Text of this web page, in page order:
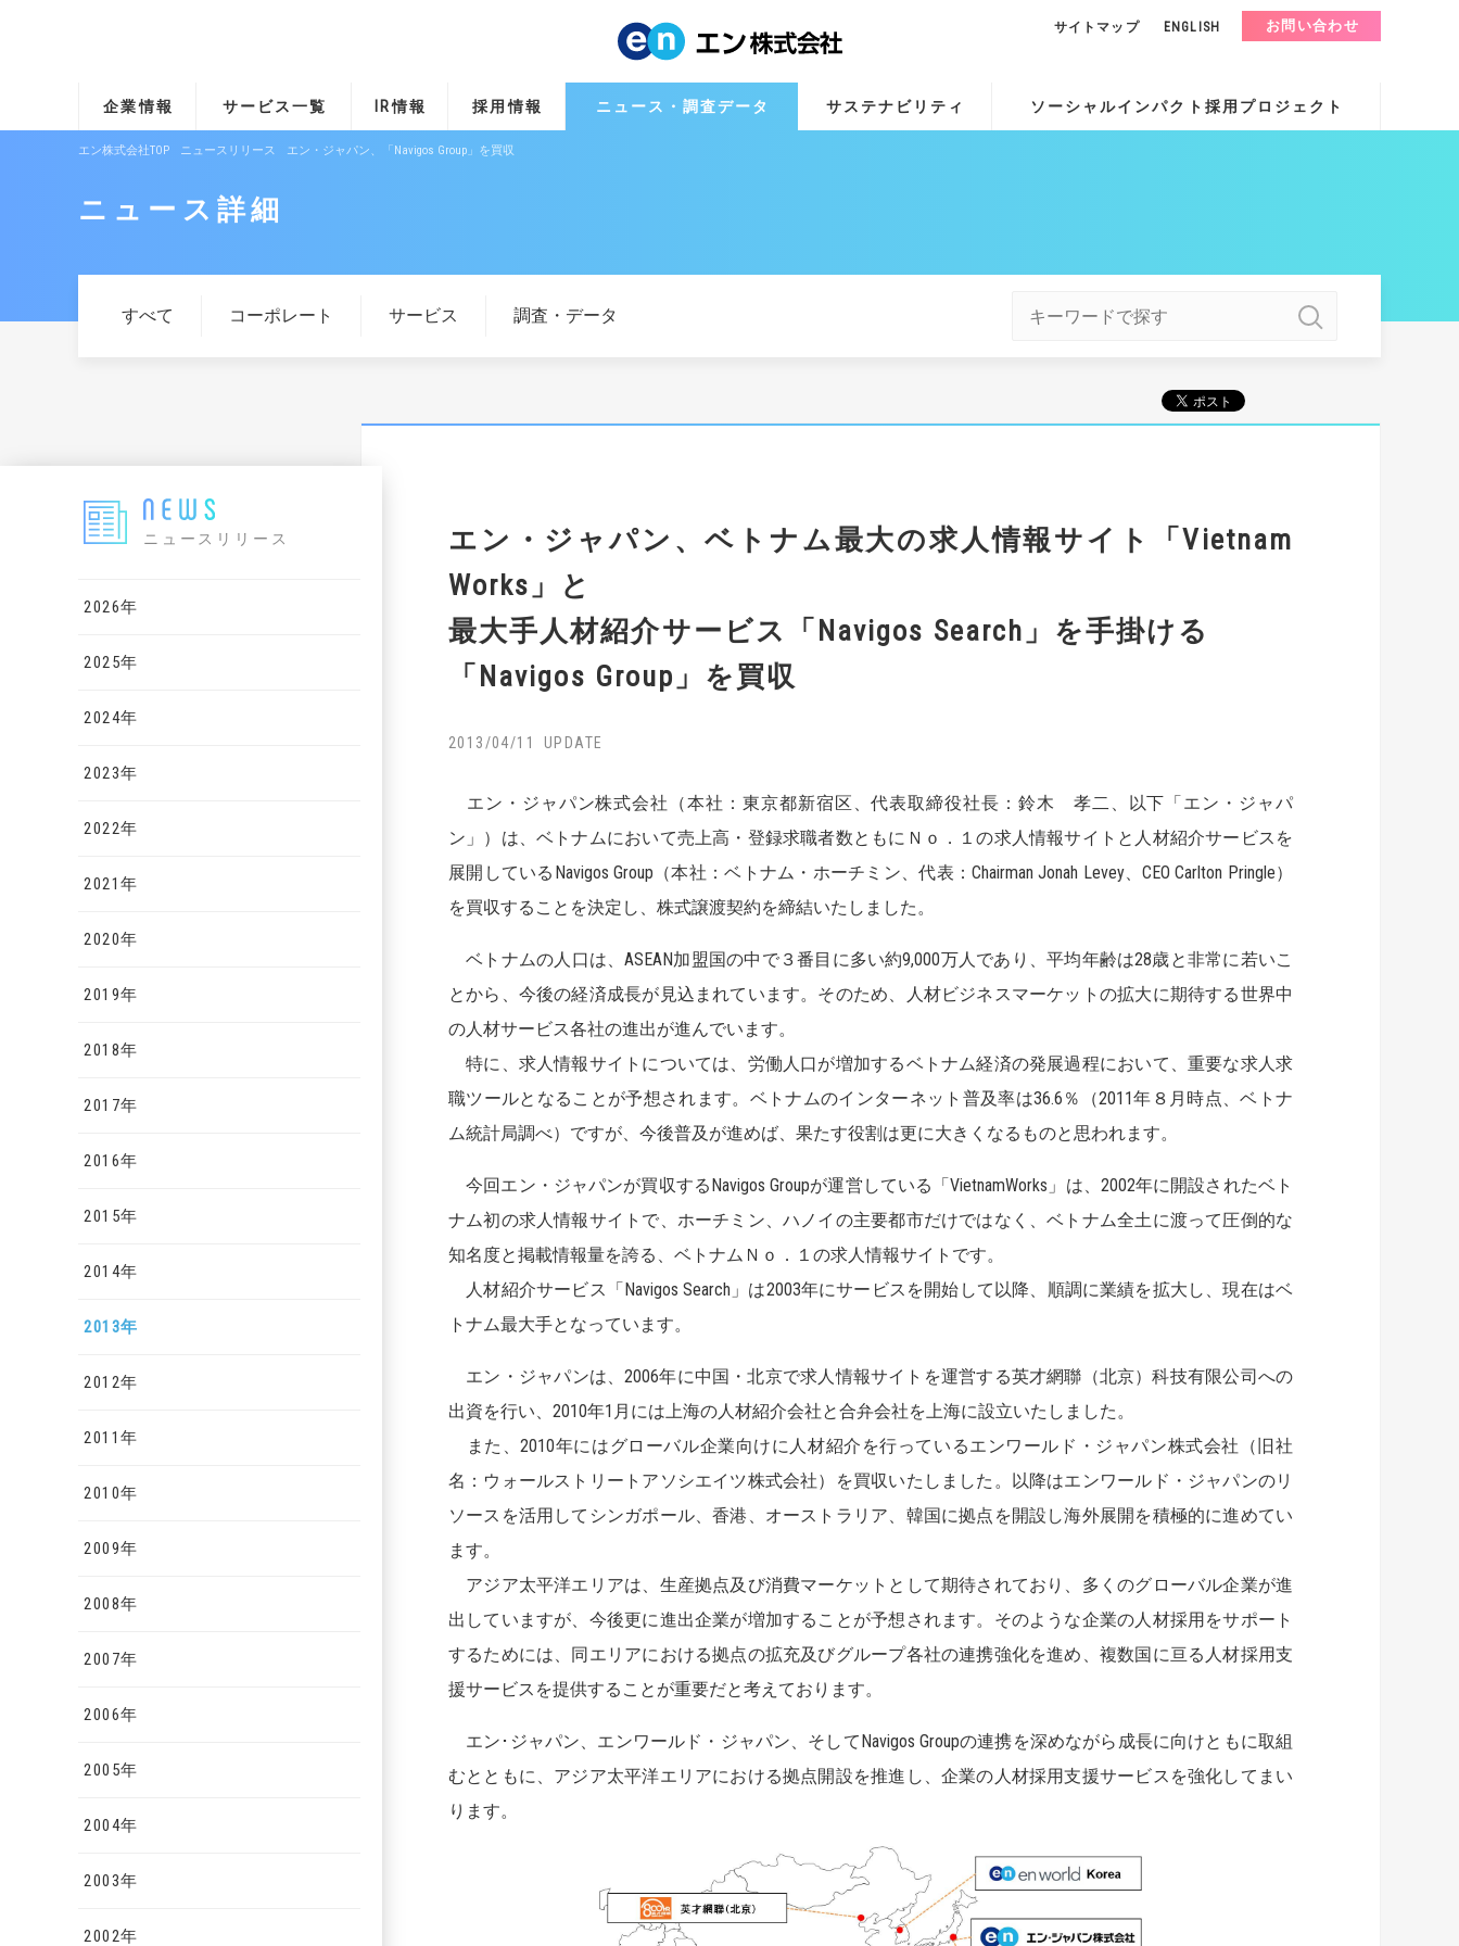
企業情報 サービス一覧 IR情報 採用情報 ニュース・調査データ サステナビリティ ソーシャルインパクト採用プロジェクト
サイトマップ ENGLISH お問い合わせ
エン株式会社TOP ニュースリリース エン・ジャパン、「Navigos Group」を買収
ニュース詳細
すべて コーポレート サービス 調査・データ
ニュースリリース
2026年
2025年
2024年
2023年
2022年
2021年
2020年
2019年
2018年
2017年
2016年
2015年
2014年
2013年
2012年
2011年
2010年
2009年
2008年
2007年
2006年
2005年
2004年
2003年
2002年
エン・ジャパン、ベトナム最大の求人情報サイト「Vietnam
Works」と
最大手人材紹介サービス「Navigos Search」を手掛ける
「Navigos Group」を買収
2013/04/11
エン・ジャパン株式会社（本社：東京都新宿区、代表取締役社長：鈴木 孝二、以下「エン・ジャパ
ン」）は、ベトナムにおいて売上高・登録求職者数ともにＮｏ．１の求人情報サイトと人材紹介サービスを
展開しているNavigos Group（本社：ベトナム・ホーチミン、代表：Chairman Jonah Levey、CEO Carlton Pringle）
を買収することを決定し、株式譲渡契約を締結いたしました。
ベトナムの人口は、ASEAN加盟国の中で３番目に多い約9,000万人であり、平均年齢は28歳と非常に若いこ
とから、今後の経済成長が見込まれています。そのため、人材ビジネスマーケットの拡大に期待する世界中
の人材サービス各社の進出が進んでいます。
特に、求人情報サイトについては、労働人口が増加するベトナム経済の発展過程において、重要な求人求
職ツールとなることが予想されます。ベトナムのインターネット普及率は36.6％（2011年８月時点、ベトナ
ム統計局調べ）ですが、今後普及が進めば、果たす役割は更に大きくなるものと思われます。
今回エン・ジャパンが買収するNavigos Groupが運営している「VietnamWorks」は、2002年に開設されたベト
ナム初の求人情報サイトで、ホーチミン、ハノイの主要都市だけではなく、ベトナム全土に渡って圧倒的な
知名度と掲載情報量を誇る、ベトナムＮｏ．１の求人情報サイトです。
人材紹介サービス「Navigos Search」は2003年にサービスを開始して以降、順調に業績を拡大し、現在はベ
トナム最大手となっています。
エン・ジャパンは、2006年に中国・北京で求人情報サイトを運営する英才網聯（北京）科技有限公司への
出資を行い、2010年1月には上海の人材紹介会社と合弁会社を上海に設立いたしました。
また、2010年にはグローバル企業向けに人材紹介を行っているエンワールド・ジャパン株式会社（旧社
名：ウォールストリートアソシエイツ株式会社）を買収いたしました。以降はエンワールド・ジャパンのリ
ソースを活用してシンガポール、香港、オーストラリア、韓国に拠点を開設し海外展開を積極的に進めてい
ます。
アジア太平洋エリアは、生産拠点及び消費マーケットとして期待されており、多くのグローバル企業が進
出していますが、今後更に進出企業が増加することが予想されます。そのような企業の人材採用をサポート
するためには、同エリアにおける拠点の拡充及びグループ各社の連携強化を進め、複数国に亘る人材採用支
援サービスを提供することが重要だと考えております。
エン･ジャパン、エンワールド・ジャパン、そしてNavigos Groupの連携を深めながら成長に向けともに取組
むとともに、アジア太平洋エリアにおける拠点開設を推進し、企業の人材採用支援サービスを強化してまい
ります。